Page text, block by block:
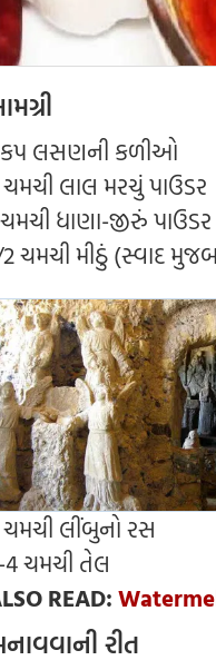
કપ લસણની કળીઓ
લાલ મરચું પાઉડર
ધાણા-જીરું પાઉડર
ચમચી મીઠું (સ્વાદ
લીંબુનો રસ
4 ચમચી તેલ
READ:
રીત